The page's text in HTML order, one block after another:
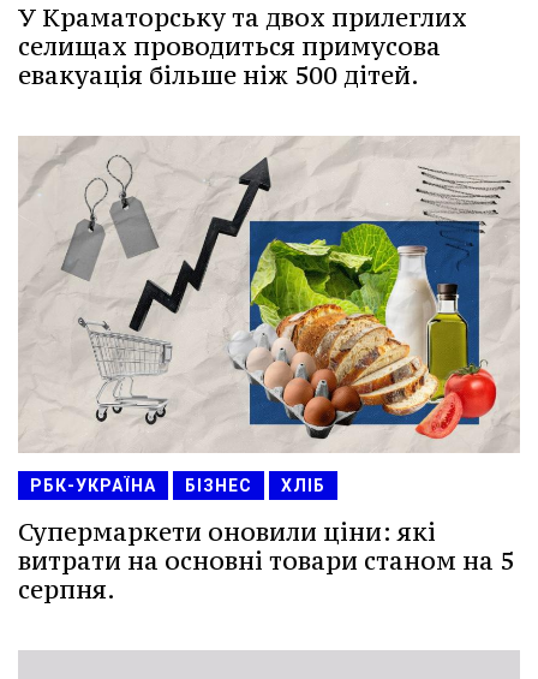
У Краматорську та двох прилеглих
селищах проводиться примусова
евакуація більше ніж 500 дітей.
РБК-УКРАЇНА БІЗНЕС ХЛІБ
Супермаркети оновили ціни: які
витрати на основні товари станом на 5
серпня.